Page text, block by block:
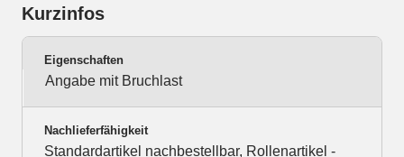
Kurzinfos
Eigenschaften
Angabe mit Bruchlast
Nachlieferfähigkeit
Standardartikel nachbestellbar, Rollenartikel -